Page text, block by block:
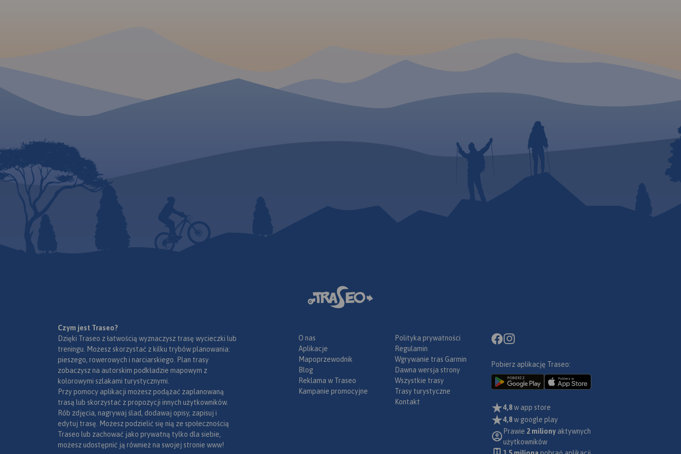
Liście UNESCO. Legenda w
językach: polskim, angielskim,
- informacje praktyczne dla
podróżujących samochodem
po Słowacji i Czechach (m.in.:
wybrane przepisy drogowe,
wymagane dokumenty,
Czym jest Traseo?
Dzięki Traseo z łatwością wyznaczysz trasę wycieczki lub
treningu. Możesz skorzystać z kilku trybów planowania:
pieszego, rowerowych i narciarskiego. Plan trasy
zobaczysz na autorskim podkładzie mapowym z
kolorowymi szlakami turystycznymi.
Przy pomocy aplikacji możesz podążać zaplanowaną
trasą lub skorzystać z propozycji innych użytkowników.
Rób zdjęcia, nagrywaj ślad, dodawaj opisy, zapisuj i
edytuj trasę. Możesz podzielić się nią ze społecznością
Traseo lub zachować jako prywatną tylko dla siebie,
możesz udostępnić ją również na swojej stronie www!
O nas
Aplikacje
Mapoprzewodnik
Blog
Reklama w Traseo
Kampanie promocyjne
Polityka prywatności
Regulamin
Wgrywanie tras Garmin
Dawna wersja strony
Wszystkie trasy
Trasy turystyczne
Kontakt
Pobierz aplikację Traseo:
4,8w app store
4,8w google play
Prawie 2 miliony aktywnych
użytkowników